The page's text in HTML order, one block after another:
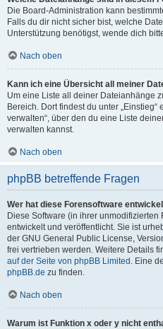
Die Board-Administration kann
Falls du dir nicht sicher bist, welche
Unterstützung benötigst, wende dich
Nach oben
Kann ich eine Übersicht all meiner
Um eine Liste all deiner Dateianhänge
Bereich. Dort findest du unter „Einstieg“
verwalten“, über den du eine Liste
verwalten kannst.
Nach oben
phpBB betreffende Fragen
Wer hat diese Forensoftware
Diese Software (in ihrer unmodifizierten
entwickelt und veröffentlicht. Sie ist
der GNU General Public License,
frei vertrieben werden. Weitere Details
auf der Seite von phpBB Limited . Eine
phpBB.de zu finden.
Nach oben
Warum ist Funktion x oder y nicht